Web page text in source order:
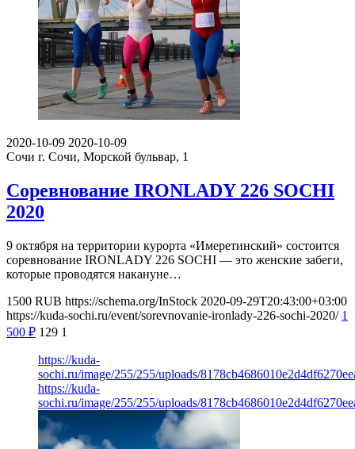
2020-10-09 2020-10-09
Сочи г. Сочи, Морской бульвар, 1
Соревнование IRONLADY 226 SOCHI
2020
9 октября на территории курорта «Имеретинский» состоится
соревнование IRONLADY 226 SOCHI — это женские забеги,
которые проводятся накануне…
1500 RUB https://schema.org/InStock 2020-09-29T20:43:00+03:00
https://kuda-sochi.ru/event/sorevnovanie-ironlady-226-sochi-2020/ 1
500 ₽ 129 1
https://kuda-
sochi.ru/image/255/255/uploads/
https://kuda-
sochi.ru/image/255/255/uploads/